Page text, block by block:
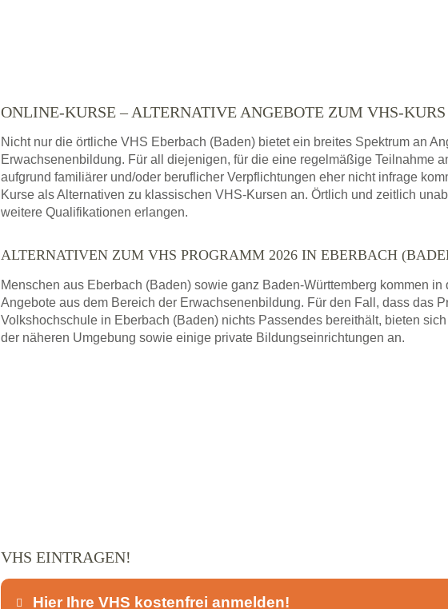
ONLINE-KURSE – ALTERNATIVE ANGEBOTE ZUM VHS-KURS
Nicht nur die örtliche VHS Eberbach (Baden) bietet ein breites Spektrum an
Erwachsenenbildung. Für all diejenigen, für die eine regelmäßige Teilnahme
aufgrund familiärer und/oder beruflicher Verpflichtungen eher nicht infrage
Kurse als Alternativen zu klassischen VHS-Kursen an. Örtlich und zeitlich
weitere Qualifikationen erlangen.
ALTERNATIVEN ZUM VHS PROGRAMM 2026 IN EBERBACH
Menschen aus Eberbach (Baden) sowie ganz Baden-Württemberg kommen
Angebote aus dem Bereich der Erwachsenenbildung. Für den Fall, dass das
Volkshochschule in Eberbach (Baden) nichts Passendes bereithält, bieten
der näheren Umgebung sowie einige private Bildungseinrichtungen an.
VHS EINTRAGEN!
Hier Ihre VHS kostenfrei anmelden!